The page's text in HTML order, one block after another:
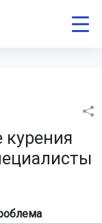
курения